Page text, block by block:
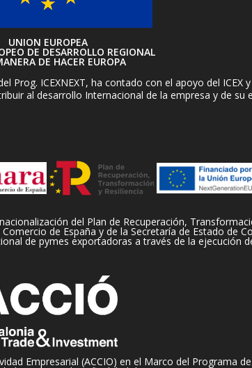
UNION EUROPEA
DE DESARROLLO REGIONAL
DE HACER EUROPA
Prog. ICEXNEXT, ha contado con el apoyo del
al desarrollo Internacional de la empresa y de su
del Plan de Recuperación,
de España y de la Secretaría de Estado de
de pymes exportadoras a través de la ejecución
Empresarial (ACCIO) en el Marco del Programa